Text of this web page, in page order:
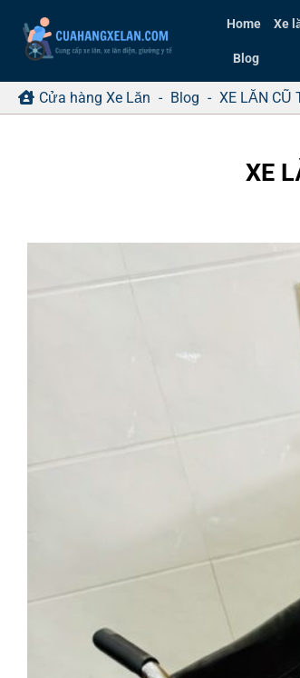
qua
dung
Home Xe
Blog
Cửa hàng Xe Lăn - Blog - XE LĂN CŨ
XE